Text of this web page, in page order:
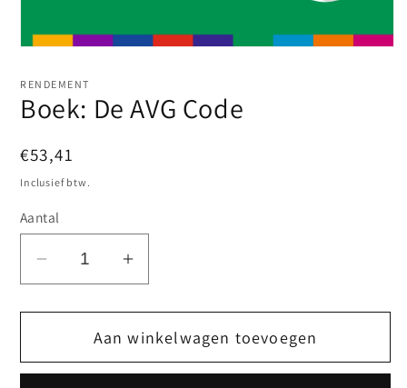
openen
in
modaal
RENDEMENT
Boek: De AVG Code
Normale
prijs
€53,41
Inclusief btw.
Aantal
Aantal
voor
De
Aantal
voor
Boek:
De
Aan winkelwagen toevoegen